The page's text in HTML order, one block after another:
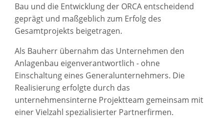
Bau und die Entwicklung der ORCA entscheidend
geprägt und maßgeblich zum Erfolg des
Gesamtprojekts beigetragen.
Als Bauherr übernahm das Unternehmen den
Anlagenbau eigenverantwortlich - ohne
Einschaltung eines Generalunternehmers. Die
Realisierung erfolgte durch das
unternehmensinterne Projektteam gemeinsam mit
einer Vielzahl spezialisierter Partnerfirmen.